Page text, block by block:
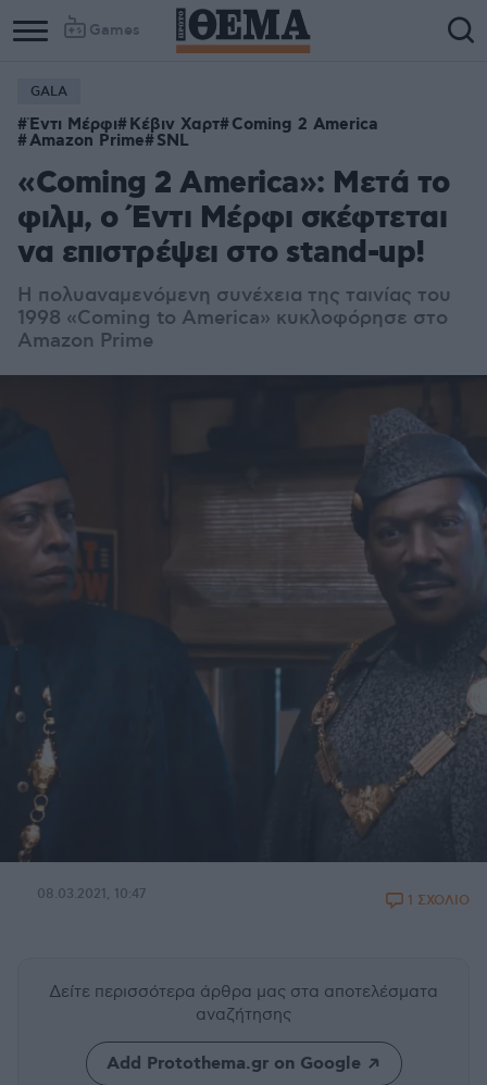
Games
GALA
Έντι Μέρφι Κέβιν Χαρτ Coming 2 America
Amazon Prime SNL
«Coming 2 America»: Μετά το
φιλμ, ο Έντι Μέρφι σκέφτεται
να επιστρέψει στο stand-up!
Η πολυαναμενόμενη συνέχεια της ταινίας του
1998 «Coming to America» κυκλοφόρησε στο
Amazon Prime
08.03.2021, 10:47 1 ΣΧΟΛΙΟ
Δείτε περισσότερα άρθρα μας στα αποτελέσματα
αναζήτησης
Add Protothema.gr on Google